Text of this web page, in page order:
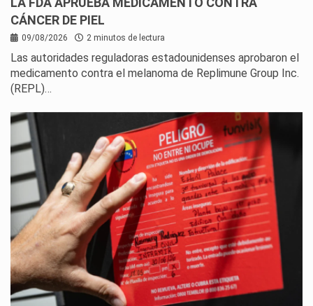
CÁNCER DE PIEL
09/08/2026 2 minutos de lectura
Las autoridades reguladoras estadounidenses aprobaron el
medicamento contra el melanoma de Replimune Group Inc.
(REPL)…